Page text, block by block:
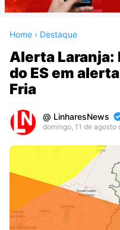
Home › Destaque
Alerta Laranja:
do ES em
Fria
LinharesNews
domingo, 11 de agosto
Premium
Raushan
With
Shroff
Templates